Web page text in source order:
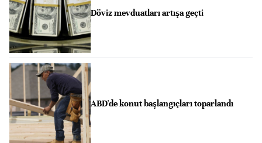
Döviz mevduatları artışa geçti
ABD'de konut başlangıçları toparlandı